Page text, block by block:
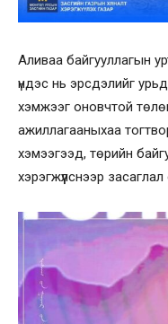
Аливаа байгууллагын
үндэс нь эрсдэлийг
хэмжээг оновчтой
ажиллагааныхаа
хэмээгээд, төрийн
хэрэгжүүлснээр